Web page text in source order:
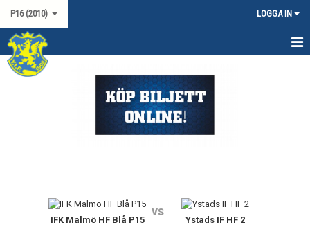
P16 (2010) LOGGA IN
HEM
IFK Malmö HF Blå P15
vs
Ystads IF HF 2